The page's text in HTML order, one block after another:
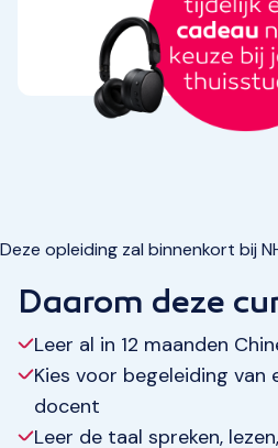
Deze opleiding zal binnenkort bij
Daarom deze
Leer al in 12 maanden
Kies voor begeleiding van
docent
Leer de taal spreken,